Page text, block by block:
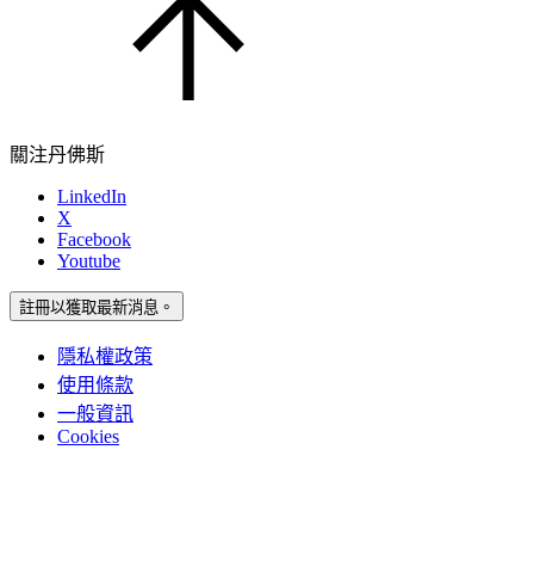
關注丹佛斯
LinkedIn
X
Facebook
Youtube
註冊以獲取最新消息。
隱私權政策
使用條款
一般資訊
Cookies